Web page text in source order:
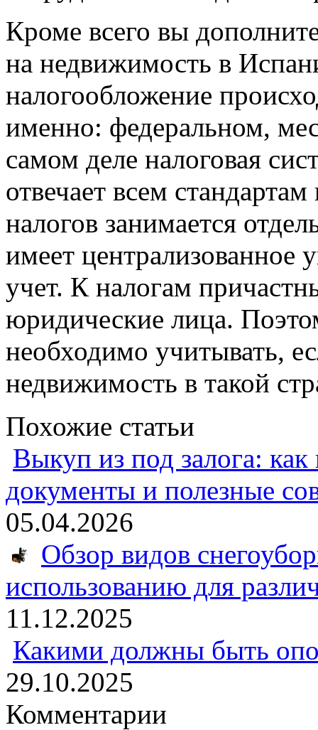
Кроме всего вы
на недвижимость в
налогообложение
именно: федеральном,
самом деле налоговая
отвечает всем
налогов занимается
имеет
учет. К налогам
юридические лица.
необходимо учитывать,
недвижимость в такой
Похожие статьи
Выкуп из под залога:
документы и полезные
05.04.2026
Обзор видов
использованию для
11.12.2025
Какими должны быть
29.10.2025
Комментарии